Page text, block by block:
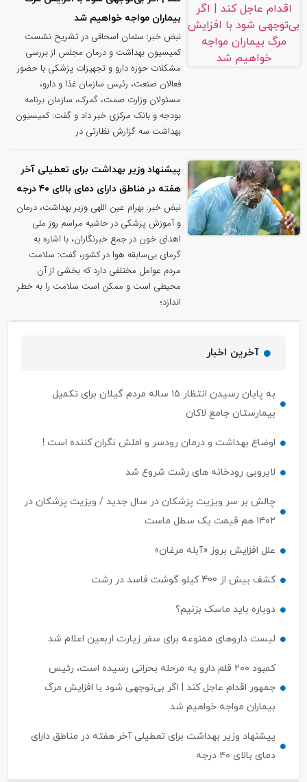
بیماران مواجه خواهیم شد
نبض خبر: سلمان اسحاقی در تشریح نشست
کمیسیون بهداشت و درمان مجلس از بررسی
مشکلات حوزه دارو و تجهیزات پزشکی با حضور
فعالان صنعت، رئیس سازمان غذا و دارو،
مسئولان وزارت صمت، گمرک، سازمان برنامه
بودجه و بانک مرکزی خبر داد و گفت: کمیسیون
بهداشت سه گزارش نظارتی در
پیشنهاد وزیر بهداشت برای تعطیلی آخر
هفته در مناطق دارای دمای بالای ۴۰ درجه
نبض خبر: بهرام عین اللهی وزیر بهداشت، درمان
و آموزش پزشکی در حاشیه مراسم روز ملی
اهدای خون در جمع خبرنگاران، با اشاره به
گرمای بی‌سابقه هوا در کشور، گفت: سلامت
مردم عوامل مختلفی دارد که بخشی از آن
محیطی است و ممکن است سلامت را به خطر
اندازد؛
آخرین اخبار
به پایان رسیدن انتظار ۱۵ ساله مردم گیلان برای تکمیل
بیمارستان جامع لاکان
اوضاع بهداشت و درمان رودسر و املش نگران کننده است !
لایروبی رودخانه های رشت شروع شد
چالش بر سر ویزیت پزشکان در سال جدید / ویزیت پزشکان در
۱۴۰۲ هم قیمت یک سطل ماست
علل افزایش بروز «آبله مرغان»
کشف بیش از 400 کیلو گوشت فاسد در رشت
دوباره باید ماسک بزنیم؟
لیست داروهای ممنوعه برای سفر زیارت اربعین اعلام شد
کمبود ۲۰۰ قلم دارو به مرحله بحرانی رسیده است، رئیس
جمهور اقدام عاجل کند | اگر بی‌توجهی شود با افزایش مرگ
بیماران مواجه خواهیم شد
پیشنهاد وزیر بهداشت برای تعطیلی آخر هفته در مناطق دارای
دمای بالای ۴۰ درجه